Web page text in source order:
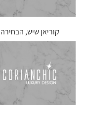
קוריאן שיש, הבחירה
האידאלית למטבח